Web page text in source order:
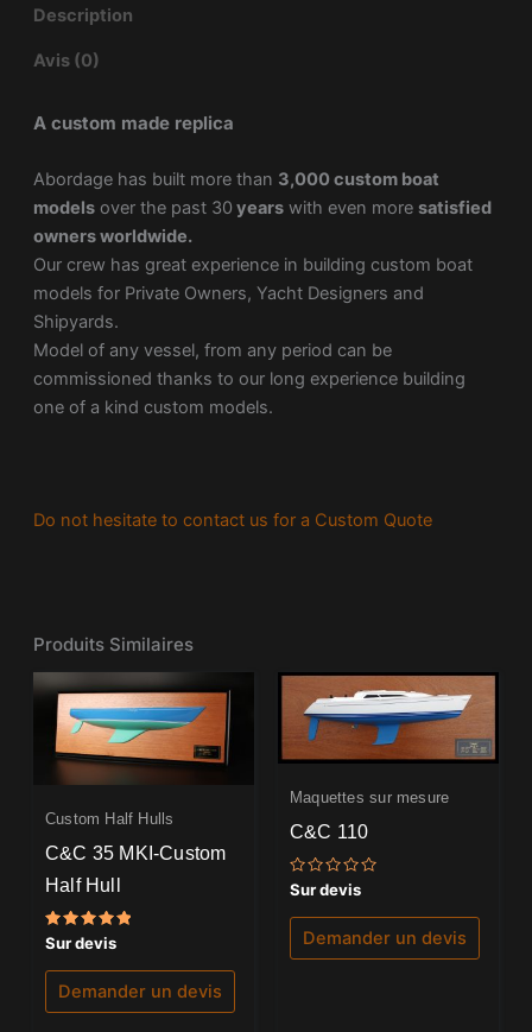
Description
Avis (0)
A custom made replica
Abordage has built more than 3,000 custom boat
modelsover the past 30 yearswith even more satisfied
owners worldwide.
Our crew has great experience in building custom boat
models for Private Owners, Yacht Designers and
Shipyards.
Model of any vessel, from any period can be
commissioned thanks to our long experience building
one of a kind custom models.
Do not hesitate to contact us for a Custom Quote
Produits Similaires
Custom Half Hulls
C&C 35 MKI-Custom
Half Hull
Note
5.00
sur 5
Sur devis
Demander un devis
Maquettes sur mesure
C&C 110
Note
0
sur
Sur devis
Demander un devis